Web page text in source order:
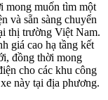
mong muốn tìm một
và sẵn sàng chuyển
thị trường Việt Nam.
giá cao hạ tầng kết
đồng thời mong
cho các khu công
này tại địa phương.